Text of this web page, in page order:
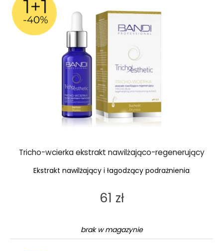
Tricho-wcierka ekstrakt nawilżająco-regenerujący
Ekstrakt nawilżający i łagodzący podrażnienia
brak w magazynie
61 zł